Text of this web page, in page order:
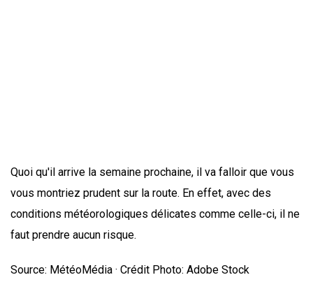
Quoi qu'il arrive la semaine prochaine, il va falloir que vous
vous montriez prudent sur la route. En effet, avec des
conditions météorologiques délicates comme celle-ci, il ne
faut prendre aucun risque.
Source: MétéoMédia · Crédit Photo: Adobe Stock